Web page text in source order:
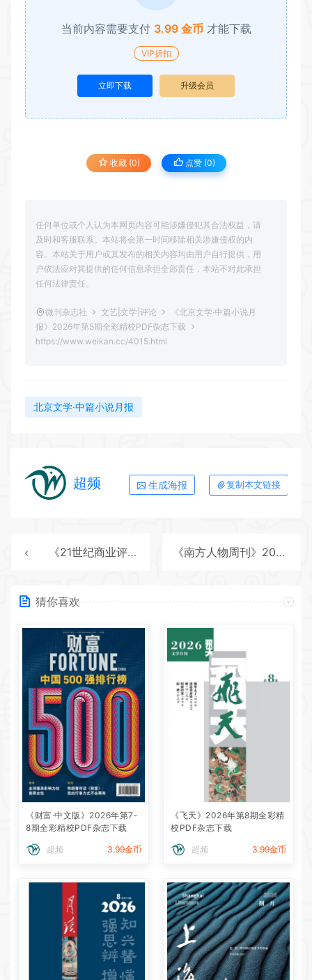
当前内容需要支付 3.99 金币 才能下载
VIP折扣
立即下载 升级会员
收藏 (0) 点赞 (0)
任何单位或个人认为本网页内容可能涉嫌侵犯其合法权益，请
及时和客服联系。本站将会第一时间移除相关涉嫌侵权的内
容。本站关于用户或其发布的相关内容均由用户自行提供，用
户依法应对其提供的任何信息承担全部责任，本站不对此承担
任何法律责任。
微刊杂志社 文艺|文学|评论
《北京文学·中篇小说月
报》2026年第5期全彩精校PDF杂志下载
https://www.weikan.cc/4015.html
北京文学·中篇小说月报
超频 生成海报 复制本文链接
《21世纪商业评论》2026年第5期全彩精校PDF杂志下载 《南方人物周刊》2026年第15期全彩精校PDF杂志下载
猜你喜欢
《财富·中文版》2026年第7-
8期全彩精校PDF杂志下载
超频 3.99金币
《飞天》2026年第8期全彩精
校PDF杂志下载
超频 3.99金币